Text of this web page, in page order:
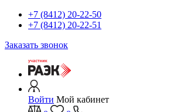
+7 (8412) 20-22-50
+7 (8412) 20-22-51
Заказать звонок
Войти Мой кабинет